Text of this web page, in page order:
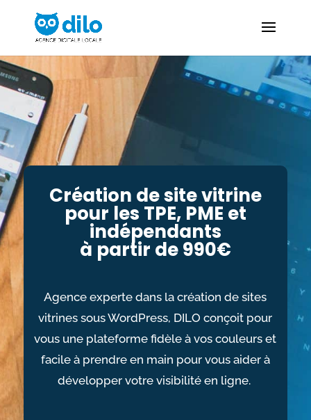
Création de site vitrine
pour les TPE, PME et
indépendants
à partir de 990€
Agence experte dans la création de sites
vitrines sous WordPress, DILO conçoit pour
vous une plateforme fidèle à vos couleurs et
facile à prendre en main pour vous aider à
développer votre visibilité en ligne.